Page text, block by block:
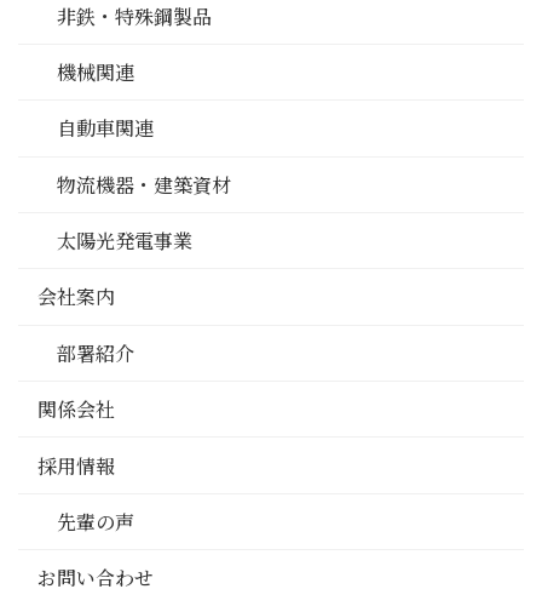
非鉄・特殊鋼製品
機械関連
自動車関連
物流機器・建築資材
太陽光発電事業
会社案内
部署紹介
関係会社
採用情報
先輩の声
お問い合わせ